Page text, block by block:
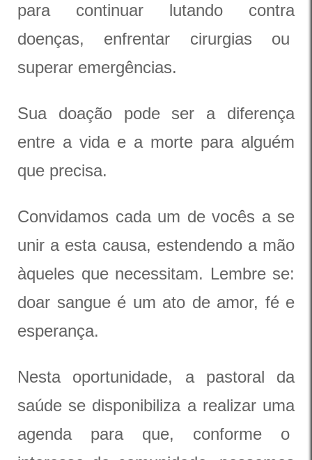
para continuar lutando contra
doenças, enfrentar cirurgias ou
superar emergências.
Sua doação pode ser a diferença
entre a vida e a morte para alguém
que precisa.
Convidamos cada um de vocês a se
unir a esta causa, estendendo a mão
àqueles que necessitam. Lembre se:
doar sangue é um ato de amor, fé e
esperança.
Nesta oportunidade, a pastoral da
saúde se disponibiliza a realizar uma
agenda para que, conforme o